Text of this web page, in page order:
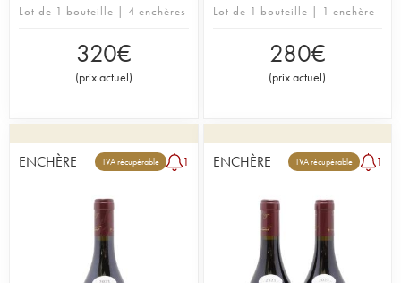
Lot de 1 bouteille | 4 enchères
320€
(prix actuel)
Lot de 1 bouteille | 1 enchère
280€
(prix actuel)
ENCHÈRE TVA récupérable 1 ENCHÈRE TVA récupérable 1